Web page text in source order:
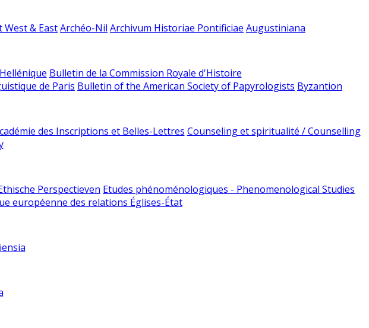
West & EastArchéo-Nil Archivum Historiae Pontificiae Augustiniana
Bulletin de la Commission Royale d'Histoire
de Paris Bulletin of the American Society of Papyrologists Byzantion
des Inscriptions et Belles-Lettres Counseling et spiritualité / Counselling
Perspectieven Etudes phénoménologiques - Phenomenological Studies
européenne des relations Églises-État